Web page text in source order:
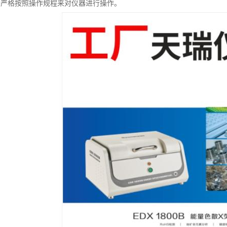
格按照操作规程来对仪器进行操作。